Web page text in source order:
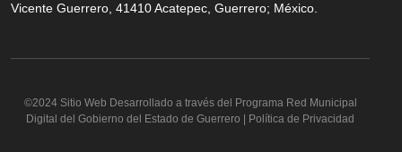
Vicente Guerrero, 41410 Acatepec, Guerrero; México.
©2024 Sitio Web Desarrollado a través del Programa Red Municipal
Digital del Gobierno del Estado de Guerrero | Política de Privacidad